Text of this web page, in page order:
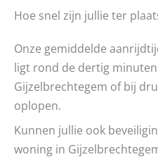
Hoe snel zijn jullie ter
Onze gemiddelde
ligt rond de dertig
Gijzelbrechtegem of bij
oplopen.
Kunnen jullie ook
woning in